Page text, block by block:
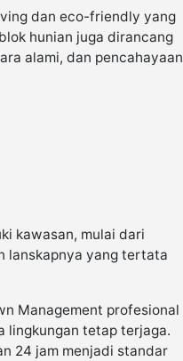
dan eco-friendly yang
hunian juga dirancang
alami, dan pencahayaan
kawasan, mulai dari
lanskapnya yang tertata
Management profesional
lingkungan tetap terjaga.
24 jam menjadi standar